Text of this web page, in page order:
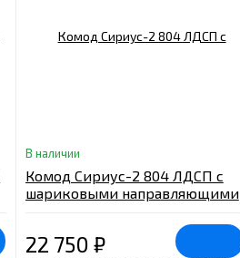
В наличии
Комод Сириус-2 804 ЛДСП с
шариковыми направляющими
22 750 ₽